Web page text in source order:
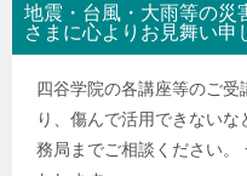
地震・台風・大雨等の災
さまに心よりお見舞い申
四谷学院の各講座等のご
り、傷んで活用できない
務局までご相談ください。